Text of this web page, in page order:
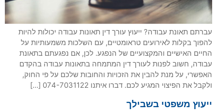
עברתם תאונת עבודה? ייעוץ עורך דין תאונות עבודה יכולות להיות
להפוך בקלות לאירועים טראומטיים, עם השלכות משמעותיות על
החיים האישיים והמקצועיים של הנפגע. לכן, אם נפגעתם בתאונת
עבודה, חשוב לפנות לעורך דין המתמחה בתאונות עבודה בהקדם
האפשרי, על מנת להבין את הזכויות והחובות שלכם על פי החוק,
ולקבל את הפיצוי המגיע לכם. דברו איתנו 074-7031122 […]
ייעוץ משפטי בשבילך